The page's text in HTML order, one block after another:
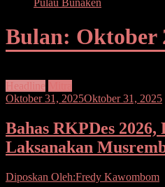
Pulau Bunaken
Bulan: Oktober
Headline
Oktober 31, 2025Oktober 31, 2025
Bahas RKPDes 2026,
Laksanakan
Diposkan Oleh:Fredy Kawombom